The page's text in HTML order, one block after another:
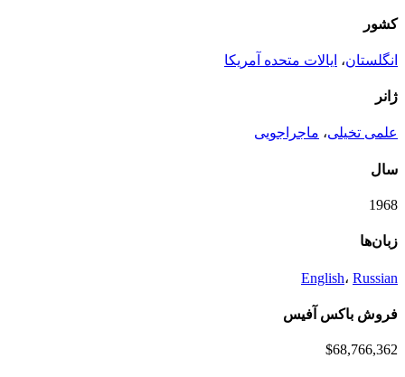
کشور
انگلستان، ایالات متحده آمریکا
ژانر
علمی تخیلی، ماجراجویی
سال
1968
زبان‌ها
English، Russian
فروش باکس آفیس
$68,766,362